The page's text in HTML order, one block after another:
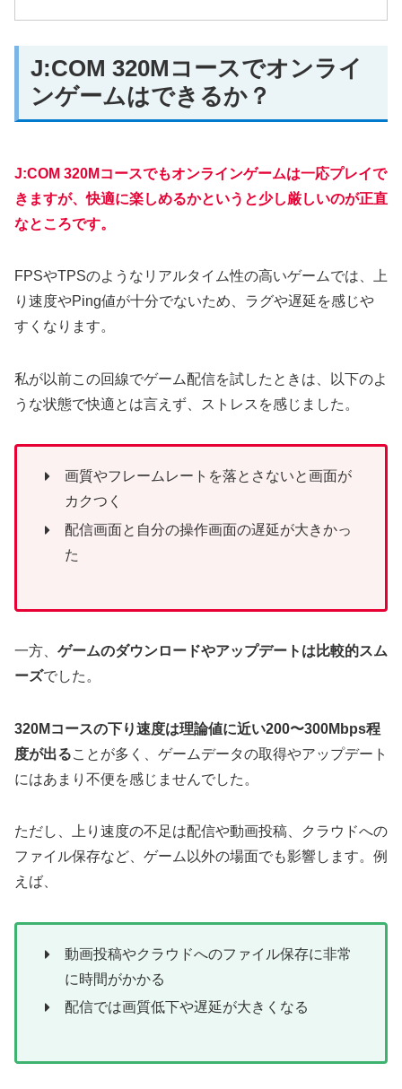
J:COM 320Mコースでオンライ
ンゲームはできるか？
J:COM 320Mコースでもオンラインゲームは一応プレイで
きますが、快適に楽しめるかというと少し厳しいのが正直
なところです。
FPSやTPSのようなリアルタイム性の高いゲームでは、上
り速度やPing値が十分でないため、ラグや遅延を感じや
すくなります。
私が以前この回線でゲーム配信を試したときは、以下のよ
うな状態で快適とは言えず、ストレスを感じました。
画質やフレームレートを落とさないと画面が
カクつく
配信画面と自分の操作画面の遅延が大きかっ
た
一方、 ゲームのダウンロードやアップデートは比較的スム
ーズでした。
320Mコースの下り速度は理論値に近い200〜300Mbps程
度が出ることが多く、ゲームデータの取得やアップデート
にはあまり不便を感じませんでした。
ただし、上り速度の不足は配信や動画投稿、クラウドへの
ファイル保存など、ゲーム以外の場面でも影響します。例
えば、
動画投稿やクラウドへのファイル保存に非常
に時間がかかる
配信では画質低下や遅延が大きくなる